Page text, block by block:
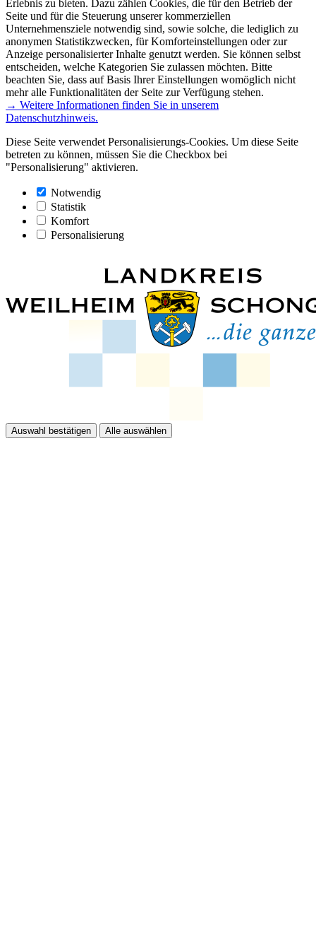
Erlebnis zu bieten. Dazu zählen Cookies, die für den Betrieb der
Seite und für die Steuerung unserer kommerziellen
Unternehmensziele notwendig sind, sowie solche, die lediglich zu
anonymen Statistikzwecken, für Komforteinstellungen oder zur
Anzeige personalisierter Inhalte genutzt werden. Sie können selbst
entscheiden, welche Kategorien Sie zulassen möchten. Bitte
beachten Sie, dass auf Basis Ihrer Einstellungen womöglich nicht
mehr alle Funktionalitäten der Seite zur Verfügung stehen.
→ Weitere Informationen finden Sie in unserem
Datenschutzhinweis.
Diese Seite verwendet Personalisierungs-Cookies. Um diese Seite
betreten zu können, müssen Sie die Checkbox bei
"Personalisierung" aktivieren.
Notwendig
Statistik
Komfort
Personalisierung
Auswahl bestätigen Alle auswählen